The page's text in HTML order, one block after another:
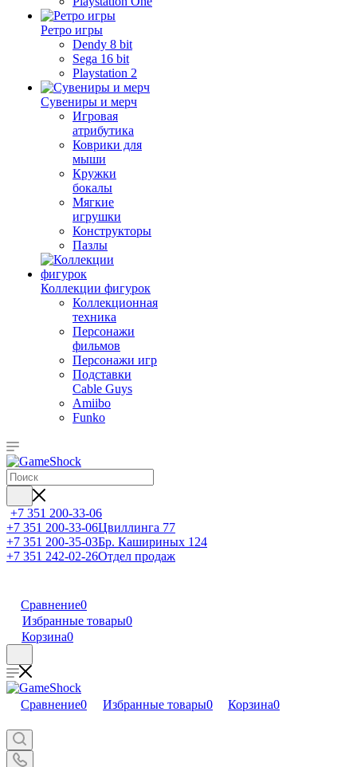
Ретро игры
Dendy 8 bit
Sega 16 bit
Playstation 2
Сувениры и мерч
Игровая
атрибутика
Коврики для
мыши
Кружки
бокалы
Мягкие
игрушки
Конструкторы
Пазлы
Коллекции фигурок
Коллекционная
техника
Персонажи
фильмов
Персонажи игр
Подставки
Cable Guys
Amiibo
Funko
+7 351 200-33-06
+7 351 200-33-06Цвиллинга 77
+7 351 200-35-03Бр. Кашириных 124
+7 351 242-02-26Отдел продаж
Сравнение0
Избранные товары0
Корзина0
Сравнение0 Избранные товары0 Корзина0